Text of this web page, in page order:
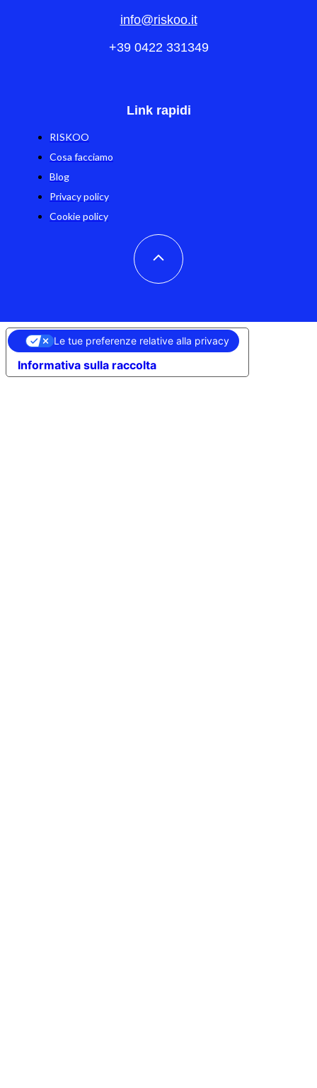
info@riskoo.it
+39 0422 331349
Link rapidi
RISKOO
Cosa facciamo
Blog
Privacy policy
Cookie policy
Informativa sulla raccolta
Le tue preferenze relative alla privacy